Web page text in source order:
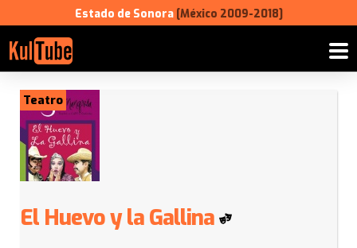
Estado de Sonora [México 2009-2018]
Teatro
El Huevo y la Gallina